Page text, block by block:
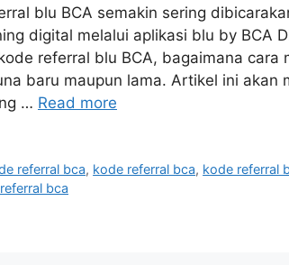
blu BCA semakin sering
digital melalui aplikasi blu by BCA
referral blu BCA, bagaimana cara
baru maupun lama. Artikel ini akan
… Read more
referral bca, kode referral bca, kode referral
referral bca